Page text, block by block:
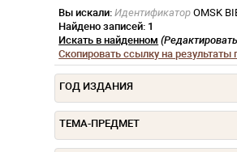
Вы искали: Идентификатор OMSK
Найдено записей: 1
Искать в найденном
Скопировать ссылку на результаты
ГОД ИЗДАНИЯ
ТЕМА-ПРЕДМЕТ